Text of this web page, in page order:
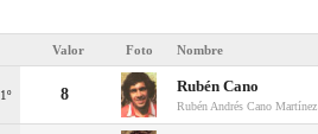
Valor Foto Nombre
1º 8 Rubén Cano
Rubén Andrés Cano Martínez